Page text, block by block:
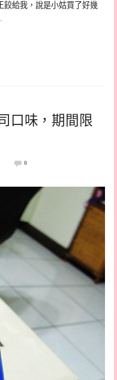
餃給我，說是小姑買了好幾
口味，期間限
0